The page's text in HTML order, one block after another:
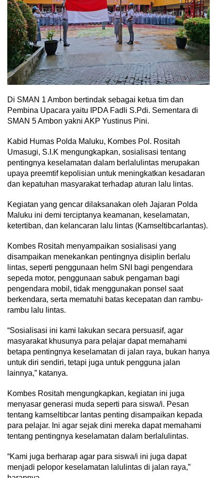
Di SMAN 1 Ambon bertindak sebagai ketua tim dan
Pembina Upacara yaitu IPDA Fadli S.Pdi. Sementara di
SMAN 5 Ambon yakni AKP Yustinus Pini.
Kabid Humas Polda Maluku, Kombes Pol. Rositah
Umasugi, S.I.K mengungkapkan, sosialisasi tentang
pentingnya keselamatan dalam berlalulintas merupakan
upaya preemtif kepolisian untuk meningkatkan kesadaran
dan kepatuhan masyarakat terhadap aturan lalu lintas.
Kegiatan yang gencar dilaksanakan oleh Jajaran Polda
Maluku ini demi terciptanya keamanan, keselamatan,
ketertiban, dan kelancaran lalu lintas (Kamseltibcarlantas).
Kombes Rositah menyampaikan sosialisasi yang
disampaikan menekankan pentingnya disiplin berlalu
lintas, seperti penggunaan helm SNI bagi pengendara
sepeda motor, penggunaan sabuk pengaman bagi
pengendara mobil, tidak menggunakan ponsel saat
berkendara, serta mematuhi batas kecepatan dan rambu-
rambu lalu lintas.
“Sosialisasi ini kami lakukan secara persuasif, agar
masyarakat khusunya para pelajar dapat memahami
betapa pentingnya keselamatan di jalan raya, bukan hanya
untuk diri sendiri, tetapi juga untuk pengguna jalan
lainnya,” katanya.
Kombes Rositah mengungkapkan, kegiatan ini juga
menyasar generasi muda seperti para siswa/i. Pesan
tentang kamseltibcar lantas penting disampaikan kepada
para pelajar. Ini agar sejak dini mereka dapat memahami
tentang pentingnya keselamatan dalam berlalulintas.
“Kami juga berharap agar para siswa/i ini juga dapat
menjadi pelopor keselamatan lalulintas di jalan raya,”